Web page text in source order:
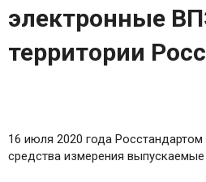
электронные
территории
16 июля 2020 года
средства измерения